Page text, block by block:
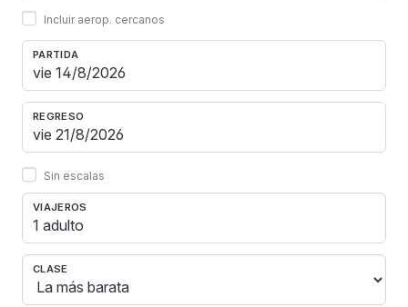
Incluir aerop. cercanos
PARTIDA
REGRESO
Sin escalas
VIAJEROS
1 adulto
CLASE